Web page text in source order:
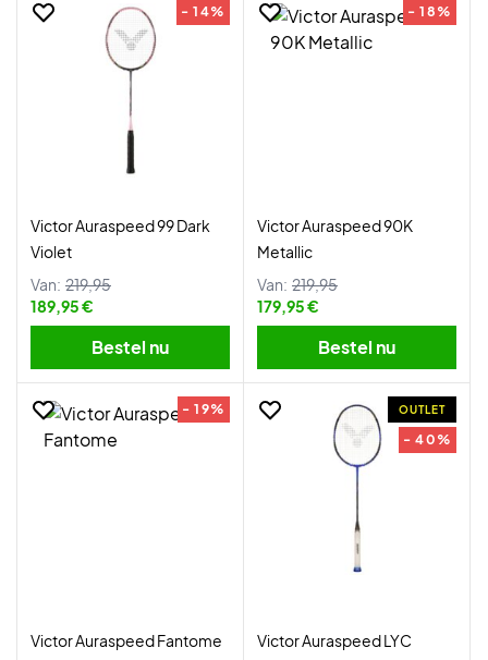
- 14%
Victor Auraspeed 99 Dark
Violet
Van: 219,95
189,95 €
Bestel nu
- 18%
Victor Auraspeed 90K
Metallic
Van: 219,95
179,95 €
Bestel nu
- 19%
Victor Auraspeed Fantome
OUTLET
- 40%
Victor Auraspeed LYC